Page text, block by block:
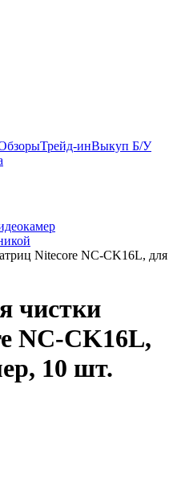
Трейд-инВыкуп Б/У
Nitecore NC-CK16L, для
чистки
NC-CK16L,
10 шт.